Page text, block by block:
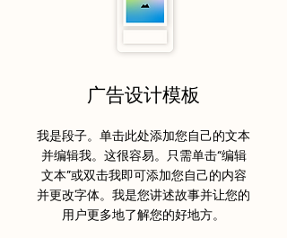
广告设计模板
我是段子。单击此处添加您自己的文本
并编辑我。这很容易。只需单击“编辑
文本”或双击我即可添加您自己的内容
并更改字体。我是您讲述故事并让您的
用户更多地了解您的好地方。